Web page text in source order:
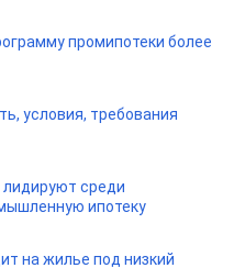
промипотеки более
условия, требования
среди
ипотеку
на жилье под низкий